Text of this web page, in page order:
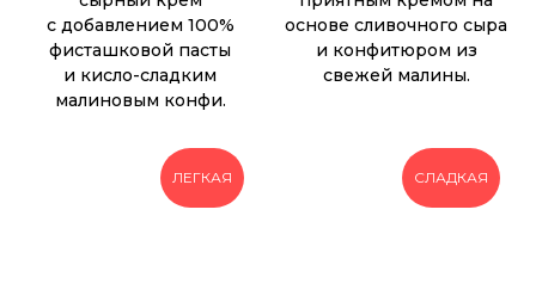
с добавлением 100%
фисташковой пасты
и кисло-сладким
малиновым конфи.
основе сливочного сыра
и конфитюром из
свежей малины.
ЛЕГКАЯ СЛАДКАЯ